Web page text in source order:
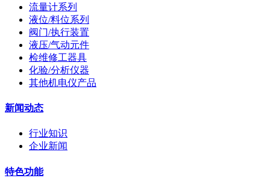
流量计系列
液位/料位系列
阀门/执行装置
液压/气动元件
检维修工器具
化验/分析仪器
其他机电仪产品
新闻动态
行业知识
企业新闻
特色功能